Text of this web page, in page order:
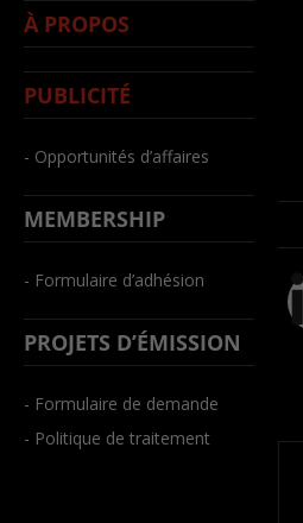
À PROPOS
PUBLICITÉ
- Opportunités d’affaires
MEMBERSHIP
- Formulaire d’adhésion
PROJETS D’ÉMISSION
- Formulaire de demande
- Politique de traitement